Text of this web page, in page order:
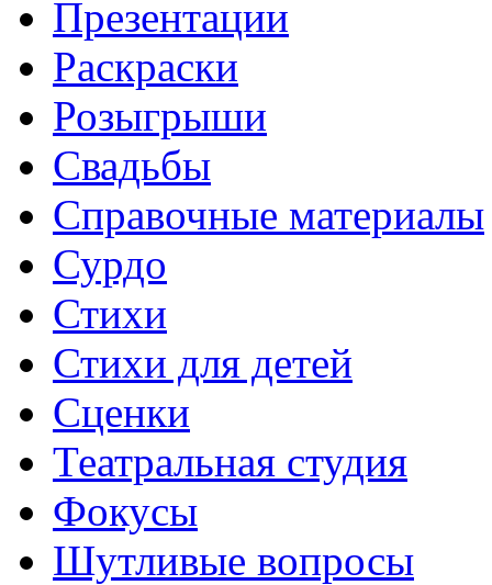
Презентации
Раскраски
Розыгрыши
Свадьбы
Справочные материалы
Сурдо
Стихи
Стихи для детей
Сценки
Театральная студия
Фокусы
Шутливые вопросы